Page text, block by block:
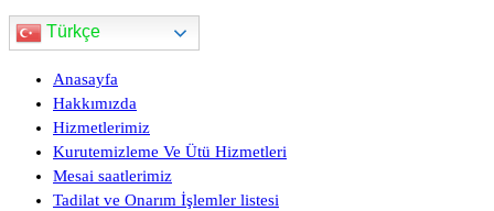
Türkçe
Anasayfa
Hakkımızda
Hizmetlerimiz
Kurutemizleme Ve Ütü Hizmetleri
Mesai saatlerimiz
Tadilat ve Onarım İşlemler listesi